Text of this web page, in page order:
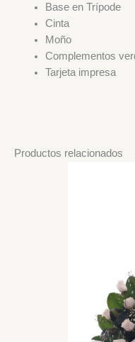
Base en Trípode
Cinta
Moño
Complementos
Tarjeta impresa
Productos relacionados